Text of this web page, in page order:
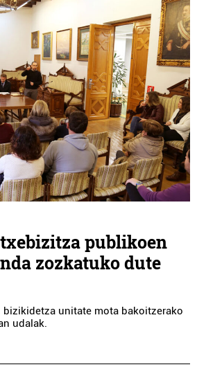
publikoen
zozkatuko dute
bizikidetza unitate mota bakoitzerako
udalak.